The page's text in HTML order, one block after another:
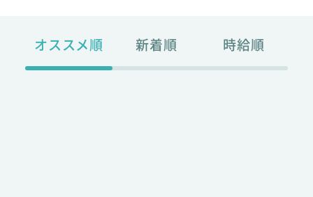
オススメ順 新着順 時給順